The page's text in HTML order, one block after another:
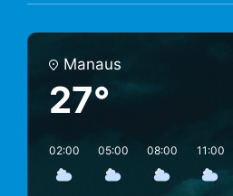
Manaus
27°
02:00 05:00 08:00 11:00